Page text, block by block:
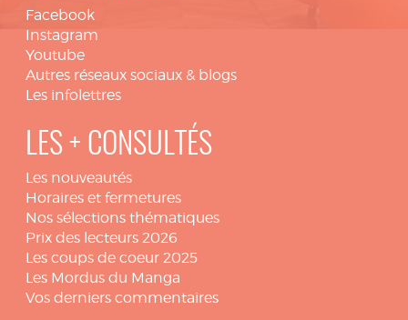
Facebook
Instagram
Youtube
Autres réseaux sociaux & blogs
Les infolettres
LES + CONSULTÉS
Les nouveautés
Horaires et fermetures
Nos sélections thématiques
Prix des lecteurs 2026
Les coups de coeur 2025
Les Mordus du Manga
Vos derniers commentaires